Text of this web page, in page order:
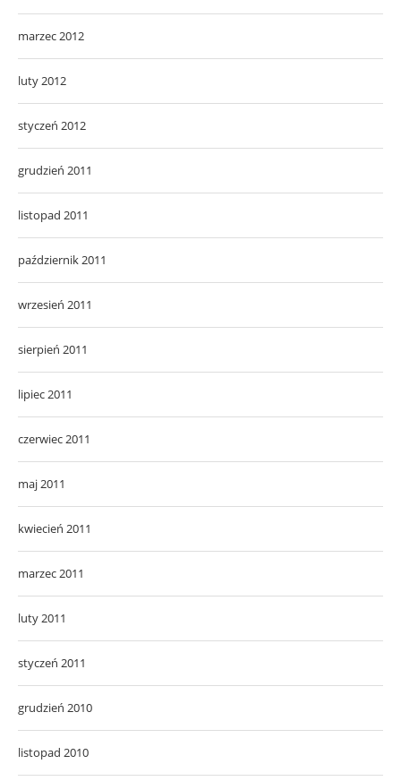
marzec 2012
luty 2012
styczeń 2012
grudzień 2011
listopad 2011
październik 2011
wrzesień 2011
sierpień 2011
lipiec 2011
czerwiec 2011
maj 2011
kwiecień 2011
marzec 2011
luty 2011
styczeń 2011
grudzień 2010
listopad 2010